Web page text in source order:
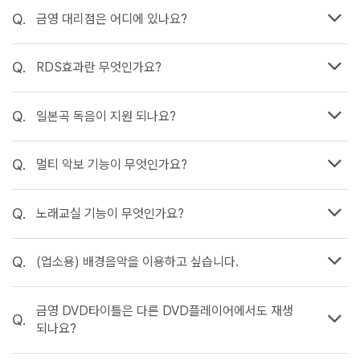
Q. 금영 대리점은 어디에 있나요?
Q. RDS효과란 무엇인가요?
Q. 일본곡 독음이 지원 되나요?
Q. 멀티 악보 기능이 무엇인가요?
Q. 노래교실 기능이 무엇인가요?
Q. (업소용) 배경음악을 이용하고 싶습니다.
Q.
금영 DVD타이틀은 다른 DVD플레이어에서도 재생
되나요?